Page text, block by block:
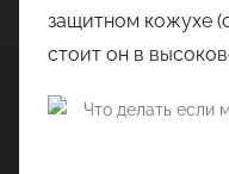
защитном кожухе
стоит он в